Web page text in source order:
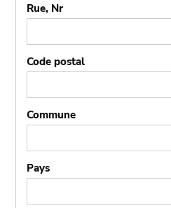
Rue, Nr
Code postal
Commune
Pays